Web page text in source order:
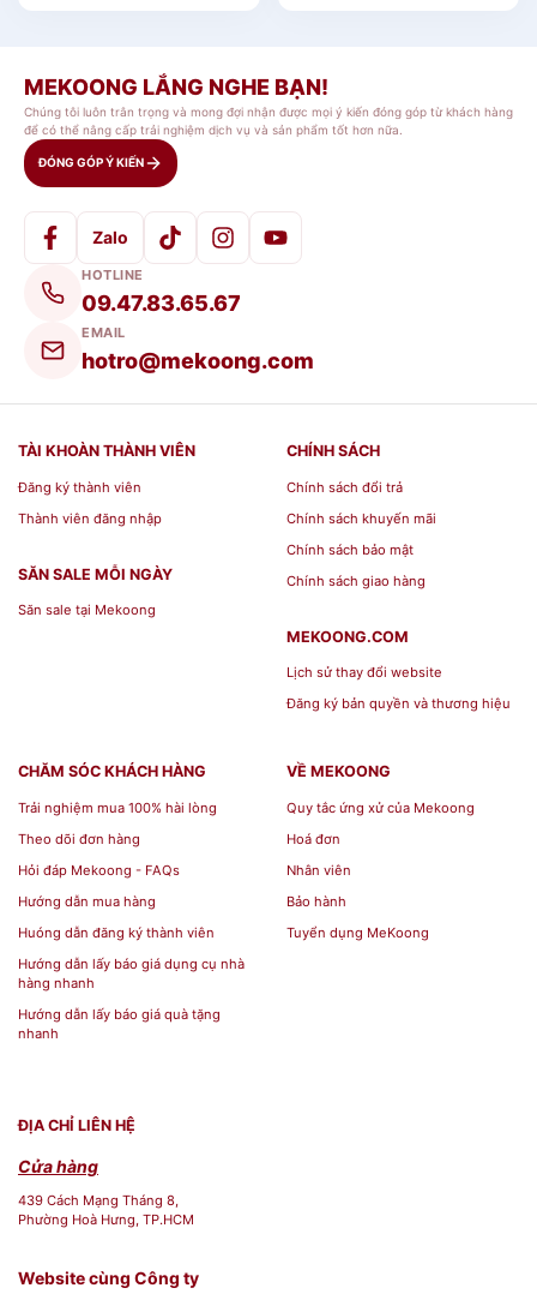
MEKOONG LẮNG NGHE BẠN!
Chúng tôi luôn trân trọng và mong đợi nhận được mọi ý kiến đóng góp từ khách hàng
để có thể nâng cấp trải nghiệm dịch vụ và sản phẩm tốt hơn nữa.
ĐÓNG GÓP Ý KIẾN
Zalo
HOTLINE
09.47.83.65.67
EMAIL
hotro@mekoong.com
TÀI KHOÀN THÀNH VIÊN
Đăng ký thành viên
Thành viên đăng nhập
SĂN SALE MỖI NGÀY
Săn sale tại Mekoong
CHÍNH SÁCH
Chính sách đổi trả
Chính sách khuyến mãi
Chính sách bảo mật
Chính sách giao hàng
MEKOONG.COM
Lịch sử thay đổi website
Đăng ký bản quyền và thương hiệu
CHĂM SÓC KHÁCH HÀNG
Trải nghiệm mua 100% hài lòng
Theo dõi đơn hàng
Hỏi đáp Mekoong - FAQs
Hướng dẫn mua hàng
Huóng dẫn đăng ký thành viên
Hướng dẫn lấy báo giá dụng cụ nhà
hàng nhanh
Hướng dẫn lấy báo giá quà tặng
nhanh
VỀ MEKOONG
Quy tắc ứng xử của Mekoong
Hoá đơn
Nhân viên
Bảo hành
Tuyển dụng MeKoong
ĐỊA CHỈ LIÊN HỆ
Cửa hàng
439 Cách Mạng Tháng 8,
Phường Hoà Hưng, TP.HCM
Website cùng Công ty